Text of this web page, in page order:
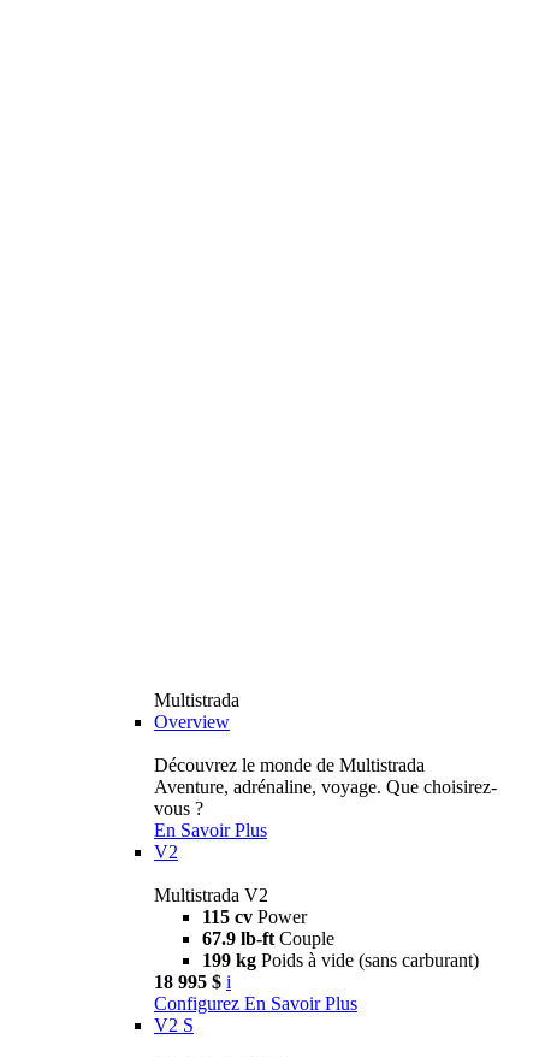
Multistrada
Overview
Découvrez le monde de Multistrada
Aventure, adrénaline, voyage. Que choisirez-
vous ?
En Savoir Plus
V2
Multistrada V2
115 cv Power
67.9 lb-ft Couple
199 kg Poids à vide (sans carburant)
18 995 $ i
Configurez En Savoir Plus
V2 S